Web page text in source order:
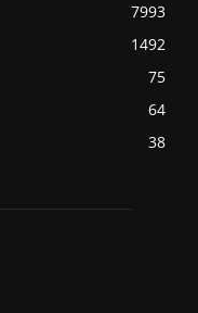
7993
1492
75
64
38